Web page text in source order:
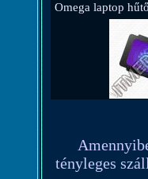
Omega laptop
tényleges